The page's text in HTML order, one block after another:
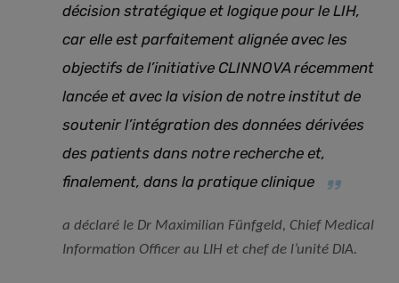
décision stratégique et logique pour le LIH,
car elle est parfaitement alignée avec les
objectifs de l’initiative CLINNOVA récemment
lancée et avec la vision de notre institut de
soutenir l’intégration des données dérivées
des patients dans notre recherche et,
finalement, dans la pratique clinique
a déclaré le Dr Maximilian Fünfgeld, Chief Medical
Information Officer au LIH et chef de l’unité DIA.